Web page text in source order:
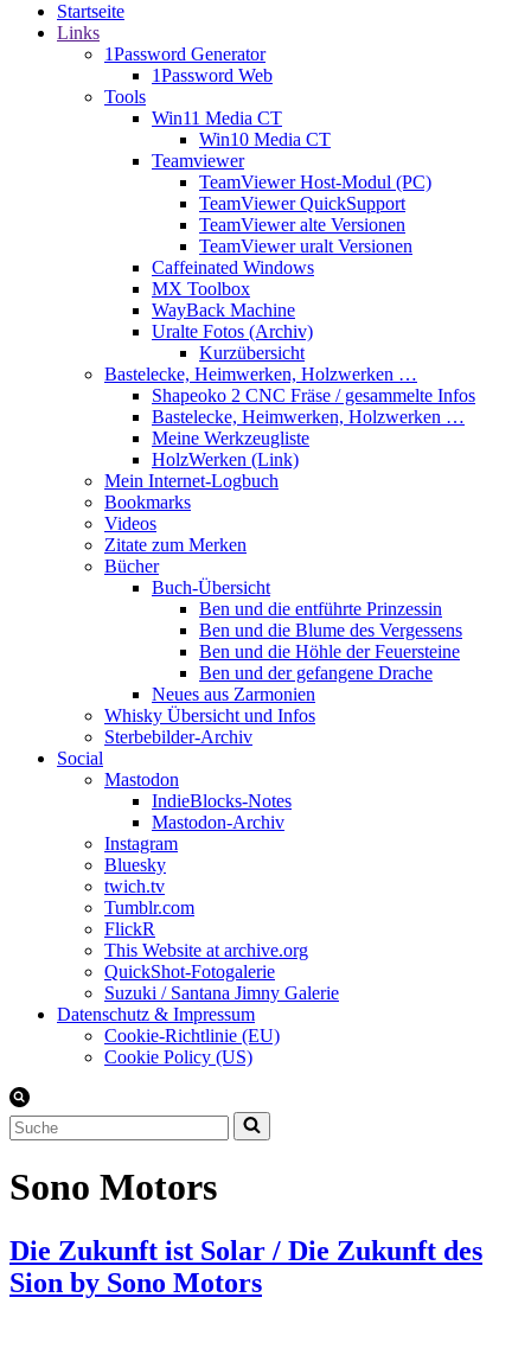
Startseite
Links
1Password Generator
1Password Web
Tools
Win11 Media CT
Win10 Media CT
Teamviewer
TeamViewer Host-Modul (PC)
TeamViewer QuickSupport
TeamViewer alte Versionen
TeamViewer uralt Versionen
Caffeinated Windows
MX Toolbox
WayBack Machine
Uralte Fotos (Archiv)
Kurzübersicht
Bastelecke, Heimwerken, Holzwerken …
Shapeoko 2 CNC Fräse / gesammelte Infos
Bastelecke, Heimwerken, Holzwerken …
Meine Werkzeugliste
HolzWerken (Link)
Mein Internet-Logbuch
Bookmarks
Videos
Zitate zum Merken
Bücher
Buch-Übersicht
Ben und die entführte Prinzessin
Ben und die Blume des Vergessens
Ben und die Höhle der Feuersteine
Ben und der gefangene Drache
Neues aus Zarmonien
Whisky Übersicht und Infos
Sterbebilder-Archiv
Social
Mastodon
IndieBlocks-Notes
Mastodon-Archiv
Instagram
Bluesky
twich.tv
Tumblr.com
FlickR
This Website at archive.org
QuickShot-Fotogalerie
Suzuki / Santana Jimny Galerie
Datenschutz & Impressum
Cookie-Richtlinie (EU)
Cookie Policy (US)
Suchen
nach …
Sono Motors
Die Zukunft ist Solar / Die Zukunft des
Sion by Sono Motors